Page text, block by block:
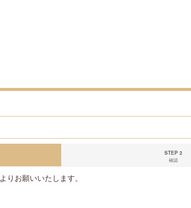
STEP 2
確認
よりお願いいたします。